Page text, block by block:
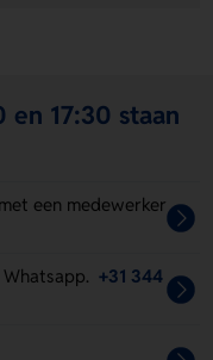
17:30 staan
een medewerker
+31 344